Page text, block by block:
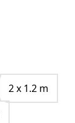
2 x 1.2 m